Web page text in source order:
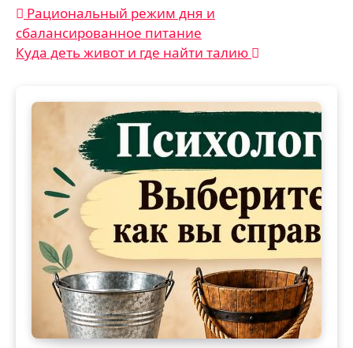
Навигация
по
записям
Рациональный режим дня и
сбалансированное питание
Куда деть живот и где найти талию